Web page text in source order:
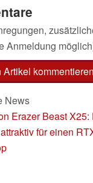
Anmeldung
Artikel
News
Erazer Beast X25:
für einen